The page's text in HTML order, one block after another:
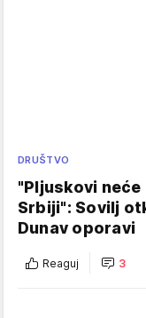
DRUŠTVO
"Pljuskovi
Srbiji": Sovilj
Dunav oporavi
Reaguj 3